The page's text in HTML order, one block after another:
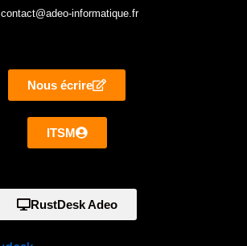
contact@adeo-informatique.fr
Nous écrire
ITSM
RustDesk Adeo